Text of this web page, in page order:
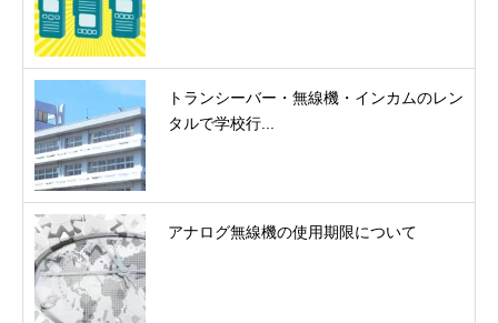
トランシーバー・無線機・インカムのレン
タルで学校行...
アナログ無線機の使用期限について